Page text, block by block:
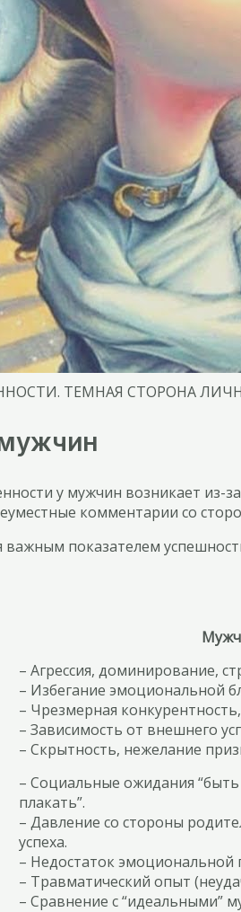
ТЕМНАЯ СТОРОНА
у мужчин возникает из-
комментарии со
показателем
– Агрессия, доминирование,
– Избегание эмоциональной
– Чрезмерная
– Зависимость от внешнего
– Скрытность, нежелание
– Социальные ожидания
плакать”.
– Давление со стороны
успеха.
– Недостаток эмоциональной
– Травматический опыт
– Сравнение с “идеальными”